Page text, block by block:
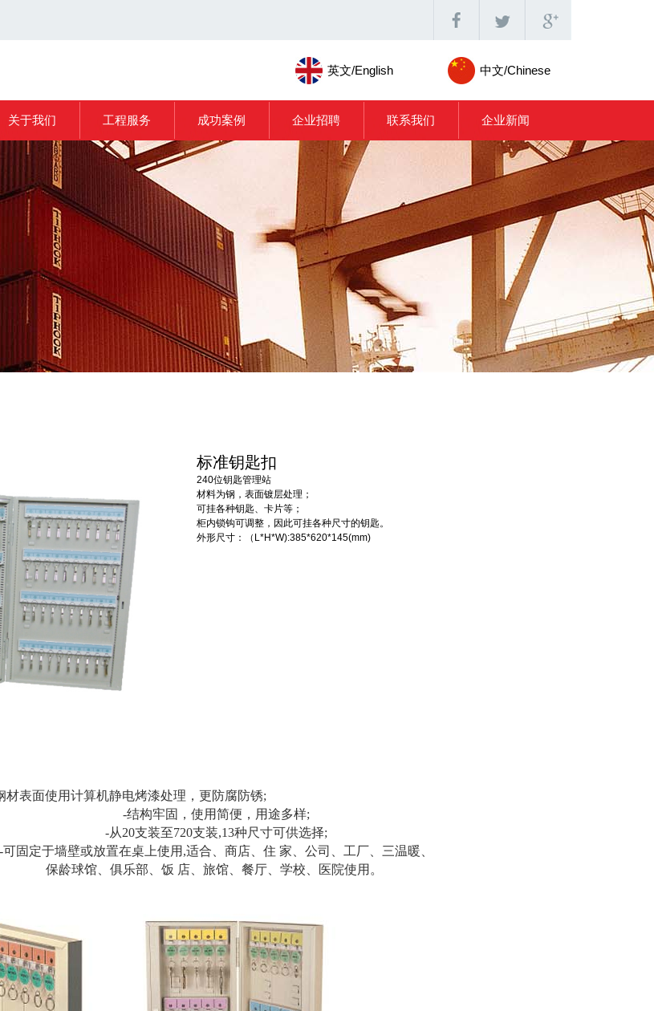
中文/Chinese
英文/English
关于我们 工程服务 成功案例 企业招聘 联系我们 企业新闻
标准钥匙扣
240位钥匙管理站
材料为钢，表面镀层处理；
可挂各种钥匙、卡片等；
柜内锁钩可调整，因此可挂各种尺寸的钥匙。
外形尺寸：（L*H*W):385*620*145(mm)
表面使用计算机静电烤漆处理，更防腐防锈;
-结构牢固，使用简便，用途多样;
-从20支装至720支装,13种尺寸可供选择;
-可固定于墙壁或放置在桌上使用,适合、商店、住 家、公司、工厂、三温暖、
保龄球馆、俱乐部、饭 店、旅馆、餐厅、学校、医院使用。